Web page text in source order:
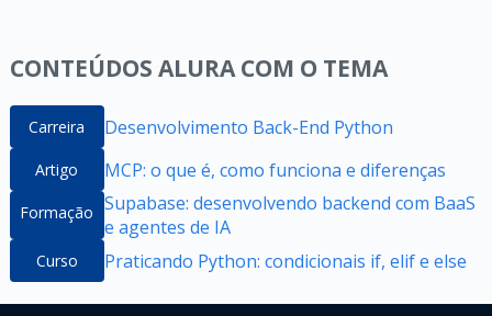
CONTEÚDOS ALURA COM O TEMA
Carreira Desenvolvimento Back-End Python
Artigo MCP: o que é, como funciona e diferenças
Formação Supabase: desenvolvendo backend com BaaS
e agentes de IA
Curso Praticando Python: condicionais if, elif e else